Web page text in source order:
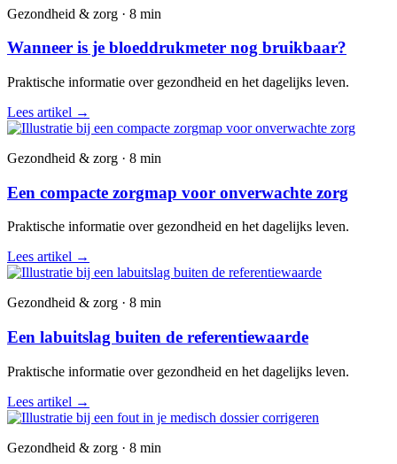
Gezondheid & zorg · 8 min
Wanneer is je bloeddrukmeter nog bruikbaar?
Praktische informatie over gezondheid en het dagelijks leven.
Lees artikel →
Gezondheid & zorg · 8 min
Een compacte zorgmap voor onverwachte zorg
Praktische informatie over gezondheid en het dagelijks leven.
Lees artikel →
Gezondheid & zorg · 8 min
Een labuitslag buiten de referentiewaarde
Praktische informatie over gezondheid en het dagelijks leven.
Lees artikel →
Gezondheid & zorg · 8 min